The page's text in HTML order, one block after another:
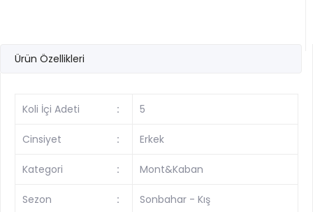
Ürün Özellikleri
Koli İçi Adeti : 5
Cinsiyet : Erkek
Kategori : Mont&Kaban
Sezon : Sonbahar - Kış